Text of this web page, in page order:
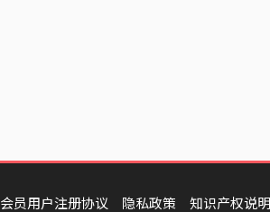
会员用户注册协议 隐私政策 知识产权说明